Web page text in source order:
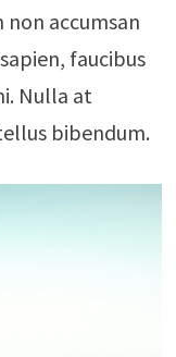
accumsan
faucibus
Nulla at
bibendum.